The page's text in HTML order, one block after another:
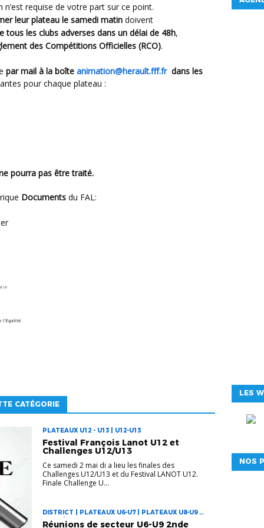
requise de votre part sur ce point.
leur plateau le samedi matin doivent
tous les clubs adverses dans un délai de 48h,
des Compétitions Officielles (RCO).
par mail à la boîte animation@herault.fff.fr dans les
pour chaque plateau :
pourra pas être traité.
Documents du FAL:
CATÉGORIE
PLATEAUX U12 - U13 | U12-U13
Festival François Lanot U12 et
Challenges U12/U13
Ce samedi 2 mai di a lieu les finales des
Challenges U12/U13 et du Festival LANOT U12.
Finale Challenge U...
DISTRICT | PLATEAUX U6-U7 | PLATEAUX U8-U9 |
U6-U7 | U8-U9
Réunions de secteur U6-U9 2nde
LES
NOS